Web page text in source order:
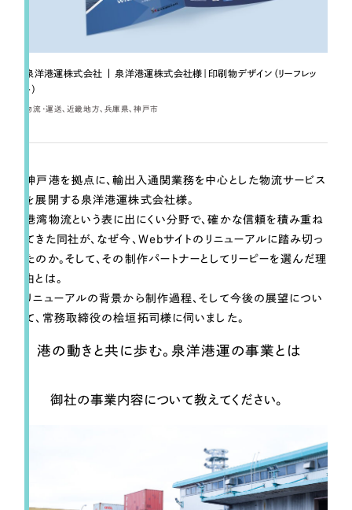
全国1,400社以上の支援実績の中から実績の
すべて （624件）
LP（ランディングページ） （28件）
キャンペーン・プロモーションサイト （12件）
泉洋港運株式会社 | 泉洋港運株式会社様｜印刷物デザイン（リーフレッ
ト）
物流・運送 近畿地方 兵庫県 神戸市
神戸港を拠点に、輸出入通関業務を中心とした物流サービス
を展開する泉洋港運株式会社様。
港湾物流という表に出にくい分野で、確かな信頼を積み重ね
てきた同社が、なぜ今、Webサイトのリニューアルに踏み切っ
たのか。そして、その制作パートナーとしてリーピーを選んだ理
由とは。
リニューアルの背景から制作過程、そして今後の展望につい
て、常務取締役の桧垣拓司様に伺いました。
港の動きと共に歩む。泉洋港運の事業とは
御社の事業内容について教えてください。